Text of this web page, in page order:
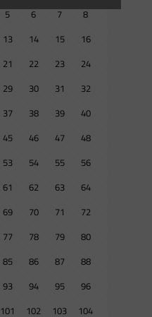
5 6 7
8
13 14 15
16
21 22 23
24
29 30 31
32
37 38 39
40
45 46 47
48
53 54 55
56
61 62 63
64
69 70 71
72
77 78 79
80
85 86 87
88
93 94 95
96
101 102 103
104